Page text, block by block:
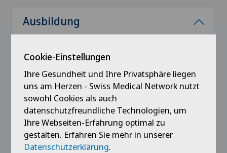
Ausbildung
ATLS (Advanced Trauma Life Support)
2002
PALS (Pediatric Advanced Life Support)
1999
ACLS (Advanced Cardiac Life Support)
Cookie-Einstellungen
Ihre Gesundheit und Ihre Privatsphäre liegen
uns am Herzen - Swiss Medical Network nutzt
sowohl Cookies als auch
datenschutzfreundliche Technologien, um
Ihre Webseiten-Erfahrung optimal zu
gestalten. Erfahren Sie mehr in unserer
Datenschutzerklärung.